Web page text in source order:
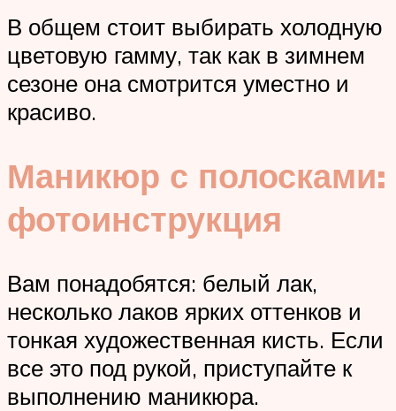
В общем стоит выбирать холодную
цветовую гамму, так как в зимнем
сезоне она смотрится уместно и
красиво.
Маникюр с полосками:
фотоинструкция
Вам понадобятся: белый лак,
несколько лаков ярких оттенков и
тонкая художественная кисть. Если
все это под рукой, приступайте к
выполнению маникюра.